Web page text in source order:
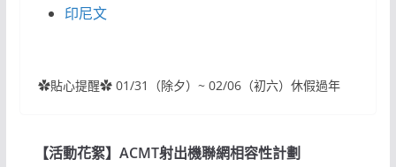
印尼文
✿貼心提醒✿ 01/31（除夕）~ 02/06（初六）休假過年
【活動花絮】ACMT射出機聯網相容性計劃